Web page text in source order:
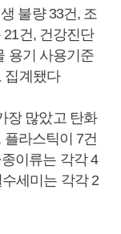
불량 33건, 조
건, 건강진단
용기 사용기준
집계됐다
장 많았고 탄화
플라스틱이 7건
이류는 각각 4
수세미는 각각 2